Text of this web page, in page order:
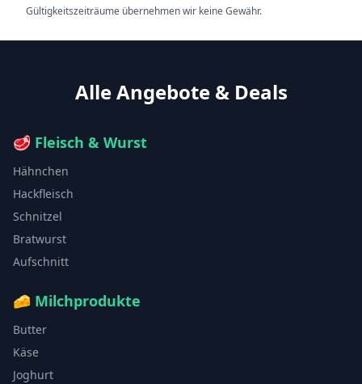
Gültigkeitszeiträume übernehmen wir keine Gewähr.
Alle Angebote & Deals
🥩 Fleisch & Wurst
Hähnchen
Hackfleisch
Schnitzel
Bratwurst
Aufschnitt
🧀 Milchprodukte
Butter
Käse
Joghurt